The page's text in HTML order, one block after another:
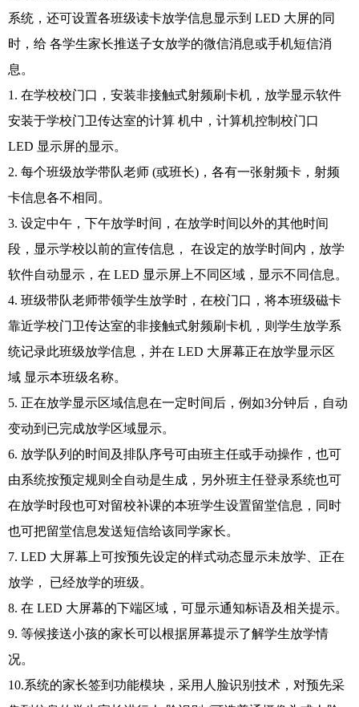
系统，还可设置各班级读卡放学信息显示到 LED 大屏的同
时，给 各学生家长推送子女放学的微信消息或手机短信消
息。
1. 在学校校门口，安装非接触式射频刷卡机，放学显示软件
安装于学校门卫传达室的计算 机中，计算机控制校门口
LED 显示屏的显示。
2. 每个班级放学带队老师 (或班长)，各有一张射频卡，射频
卡信息各不相同。
3. 设定中午，下午放学时间，在放学时间以外的其他时间
段，显示学校以前的宣传信息， 在设定的放学时间内，放学
软件自动显示，在 LED 显示屏上不同区域，显示不同信息。
4. 班级带队老师带领学生放学时，在校门口，将本班级磁卡
靠近学校门卫传达室的非接触式射频刷卡机，则学生放学系
统记录此班级放学信息，并在 LED 大屏幕正在放学显示区
域 显示本班级名称。
5. 正在放学显示区域信息在一定时间后，例如3分钟后，自动
变动到已完成放学区域显示。
6. 放学队列的时间及排队序号可由班主任或手动操作，也可
由系统按预定规则全自动是生成，另外班主任登录系统也可
在放学时段也可对留校补课的本班学生设置留堂信息，同时
也可把留堂信息发送短信给该同学家长。
7. LED 大屏幕上可按预先设定的样式动态显示未放学、正在
放学， 已经放学的班级。
8. 在 LED 大屏幕的下端区域，可显示通知标语及相关提示。
9. 等候接送小孩的家长可以根据屏幕提示了解学生放学情
况。
10.系统的家长签到功能模块，采用人脸识别技术，对预先采